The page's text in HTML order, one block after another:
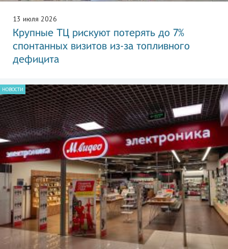
13 июля 2026
Крупные ТЦ рискуют потерять до 7%
спонтанных визитов из-за топливного
дефицита
НОВОСТИ